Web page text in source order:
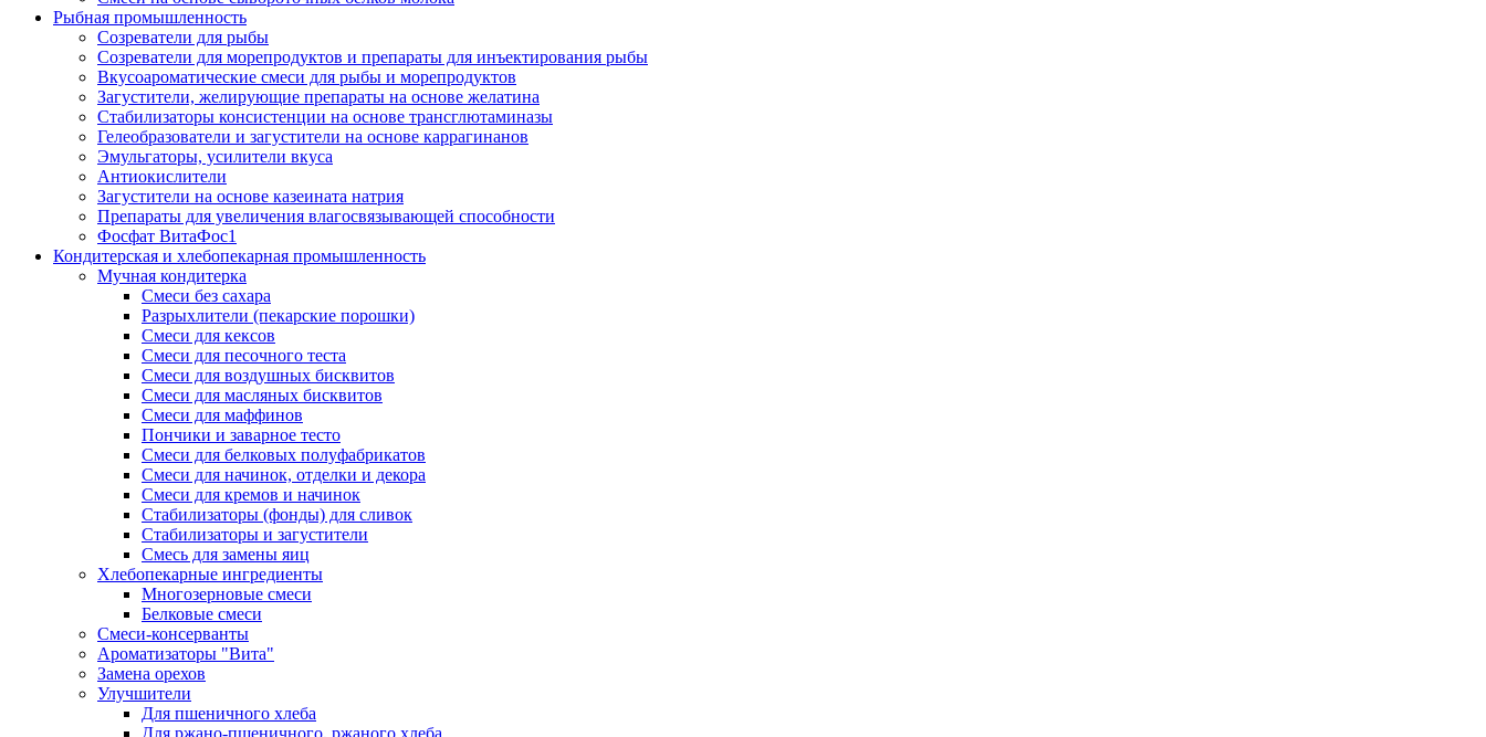
Рыбная промышленность
Созреватели для рыбы
Созреватели для морепродуктов и препараты для инъектирования рыбы
Вкусоароматические смеси для рыбы и морепродуктов
Загустители, желирующие препараты на основе желатина
Стабилизаторы консистенции на основе трансглютаминазы
Гелеобразователи и загустители на основе каррагинанов
Эмульгаторы, усилители вкуса
Антиокислители
Загустители на основе казеината натрия
Препараты для увеличения влагосвязывающей способности
Фосфат ВитаФос1
Кондитерская и хлебопекарная промышленность
Мучная кондитерка
Смеси без сахара
Разрыхлители (пекарские порошки)
Смеси для кексов
Смеси для песочного теста
Смеси для воздушных бисквитов
Смеси для масляных бисквитов
Смеси для маффинов
Пончики и заварное тесто
Cмеси для белковых полуфабрикатов
Смеси для начинок, отделки и декора
Смеси для кремов и начинок
Стабилизаторы (фонды) для сливок
Стабилизаторы и загустители
Смесь для замены яиц
Хлебопекарные ингредиенты
Многозерновые смеси
Белковые смеси
Смеси-консерванты
Ароматизаторы "Вита"
Замена орехов
Улучшители
Для пшеничного хлеба